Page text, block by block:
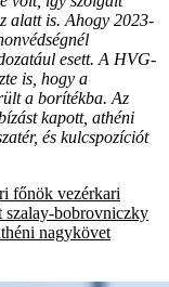
alatt is. Ahogy 2023-
esett. A HVG-
is, hogy a
a borítékba. Az
kapott, athéni
és kulcspozíciót
főnök vezérkari
szalay-bobrovniczky
nagykövet